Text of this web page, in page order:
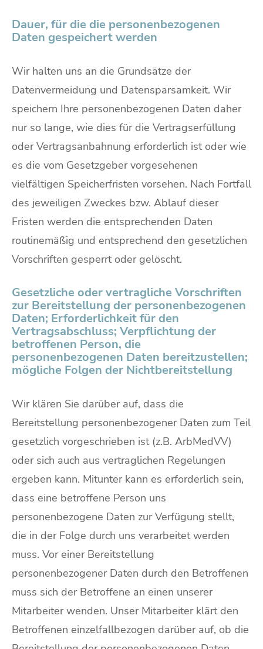
Dauer, für die die personenbezogenen
Daten gespeichert werden
Wir halten uns an die Grundsätze der
Datenvermeidung und Datensparsamkeit. Wir
speichern Ihre personenbezogenen Daten daher
nur so lange, wie dies für die Vertragserfüllung
oder Vertragsanbahnung erforderlich ist oder wie
es die vom Gesetzgeber vorgesehenen
vielfältigen Speicherfristen vorsehen. Nach Fortfall
des jeweiligen Zweckes bzw. Ablauf dieser
Fristen werden die entsprechenden Daten
routinemäßig und entsprechend den gesetzlichen
Vorschriften gesperrt oder gelöscht.
Gesetzliche oder vertragliche Vorschriften
zur Bereitstellung der personenbezogenen
Daten; Erforderlichkeit für den
Vertragsabschluss; Verpflichtung der
betroffenen Person, die
personenbezogenen Daten bereitzustellen;
mögliche Folgen der Nichtbereitstellung
Wir klären Sie darüber auf, dass die
Bereitstellung personenbezogener Daten zum Teil
gesetzlich vorgeschrieben ist (z.B. ArbMedVV)
oder sich auch aus vertraglichen Regelungen
ergeben kann. Mitunter kann es erforderlich sein,
dass eine betroffene Person uns
personenbezogene Daten zur Verfügung stellt,
die in der Folge durch uns verarbeitet werden
muss. Vor einer Bereitstellung
personenbezogener Daten durch den Betroffenen
muss sich der Betroffene an einen unserer
Mitarbeiter wenden. Unser Mitarbeiter klärt den
Betroffenen einzelfallbezogen darüber auf, ob die